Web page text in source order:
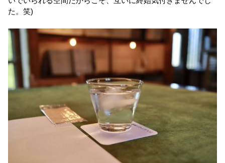
た。笑)